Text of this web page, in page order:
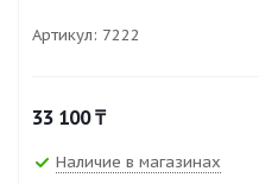
Артикул: 7222
33 100₸
Наличие в магазинах